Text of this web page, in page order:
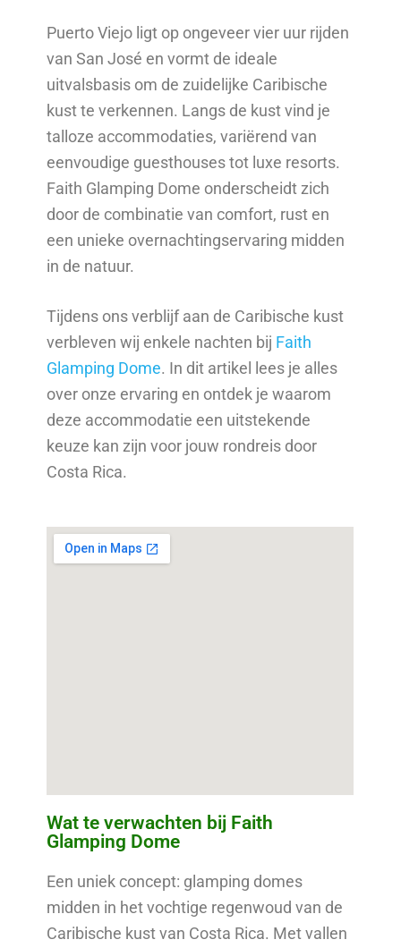
Puerto Viejo ligt op ongeveer vier uur rijden
van San José en vormt de ideale
uitvalsbasis om de zuidelijke Caribische
kust te verkennen. Langs de kust vind je
talloze accommodaties, variërend van
eenvoudige guesthouses tot luxe resorts.
Faith Glamping Dome onderscheidt zich
door de combinatie van comfort, rust en
een unieke overnachtingservaring midden
in de natuur.
Tijdens ons verblijf aan de Caribische kust
verbleven wij enkele nachten bij Faith
Glamping Dome. In dit artikel lees je alles
over onze ervaring en ontdek je waarom
deze accommodatie een uitstekende
keuze kan zijn voor jouw rondreis door
Costa Rica.
Wat te verwachten bij Faith
Glamping Dome
Een uniek concept: glamping domes
midden in het vochtige regenwoud van de
Caribische kust van Costa Rica. Met vallen